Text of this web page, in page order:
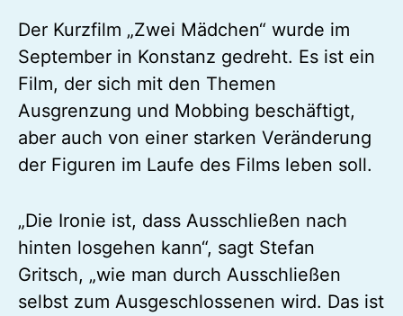
Der Kurzfilm „Zwei Mädchen“ wurde im
September in Konstanz gedreht. Es ist ein
Film, der sich mit den Themen
Ausgrenzung und Mobbing beschäftigt,
aber auch von einer starken Veränderung
der Figuren im Laufe des Films leben soll.
„Die Ironie ist, dass Ausschließen nach
hinten losgehen kann“, sagt Stefan
Gritsch, „wie man durch Ausschließen
selbst zum Ausgeschlossenen wird. Das ist